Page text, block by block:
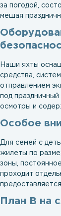
за погодой,
мешая
Наши яхты
средства,
отправлением
под
осмотры и
Особое
Для семей с
жилеты по
зоны,
проходит
План B на